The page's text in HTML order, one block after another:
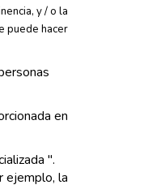
y / o la
puede hacer
en
".
ejemplo, la